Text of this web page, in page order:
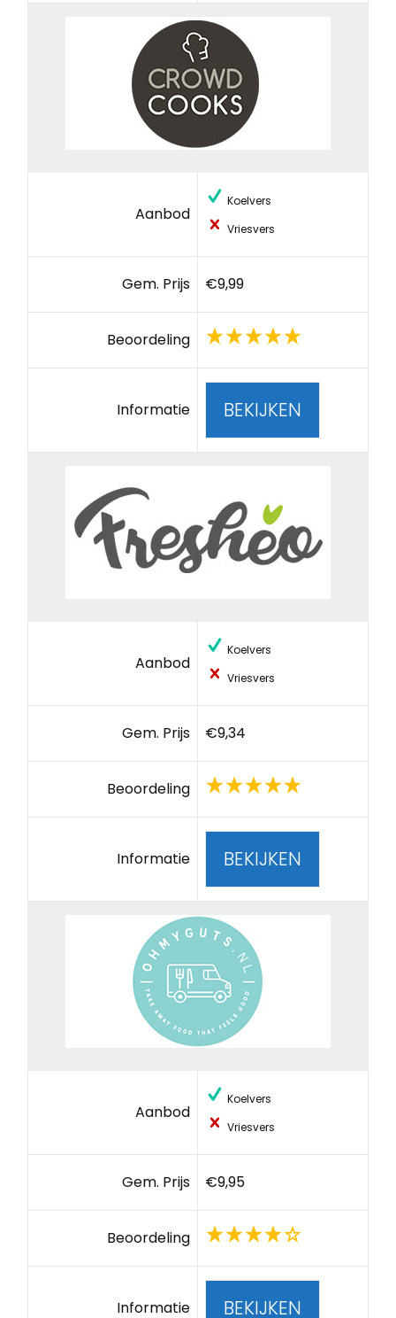
Aanbod
Koelvers
Vriesvers
Gem. Prijs €9,99
Beoordeling
Informatie BEKIJKEN
Aanbod
Koelvers
Vriesvers
Gem. Prijs €9,34
Beoordeling
Informatie BEKIJKEN
Aanbod
Koelvers
Vriesvers
Gem. Prijs €9,95
Beoordeling
Informatie BEKIJKEN